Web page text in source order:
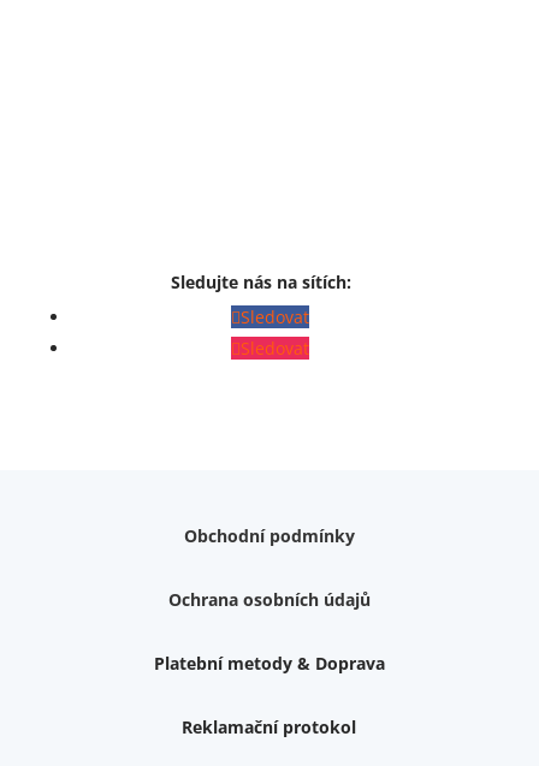
Sledujte nás na sítích:
Sledovat
Sledovat
Obchodní podmínky
Ochrana osobních údajů
Platební metody & Doprava
Reklamační protokol